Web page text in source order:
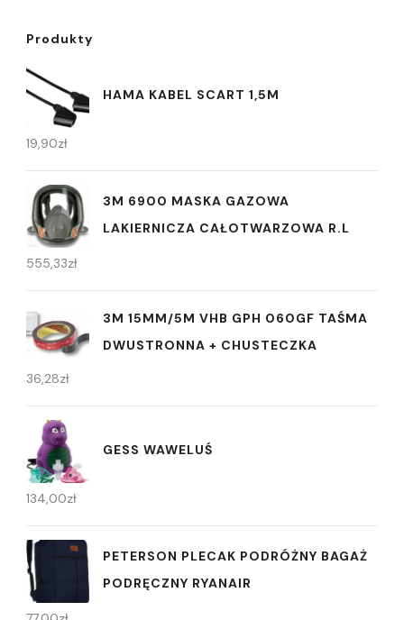
Produkty
HAMA KABEL SCART 1,5M
19,90zł
3M 6900 MASKA GAZOWA
LAKIERNICZA CAŁOTWARZOWA R.L
555,33zł
3M 15MM/5M VHB GPH 060GF TAŚMA
DWUSTRONNA + CHUSTECZKA
36,28zł
GESS WAWELUŚ
134,00zł
PETERSON PLECAK PODRÓŻNY BAGAŻ
PODRĘCZNY RYANAIR